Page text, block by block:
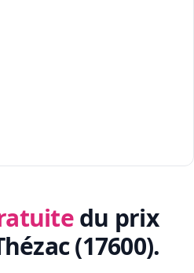
du prix
(17600).